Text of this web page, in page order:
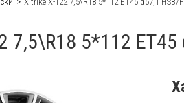
7,5\R18 5*112